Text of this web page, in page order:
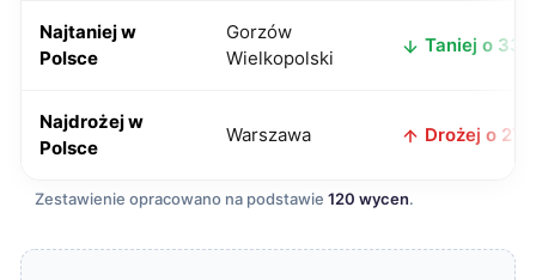
Najtaniej w
Polsce
Gorzów
Wielkopolski
Taniej o 33
Najdrożej w
Polsce
Warszawa Drożej o 27
Zestawienie opracowano na podstawie 120 wycen.